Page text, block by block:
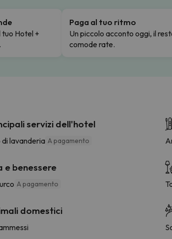
tuo Hotel +
Paga al tuo ritmo
Un piccolo acconto oggi, il
comode rate.
servizi dell'hotel
di lavanderia A pagamento
e benessere
A pagamento
domestici